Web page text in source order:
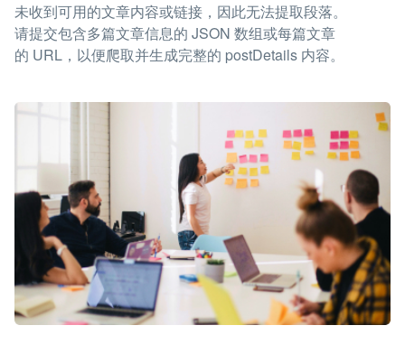
未收到可用的文章内容或链接，因此无法提取段落。
请提交包含多篇文章信息的 JSON 数组或每篇文章
的 URL，以便爬取并生成完整的 postDetails 内容。